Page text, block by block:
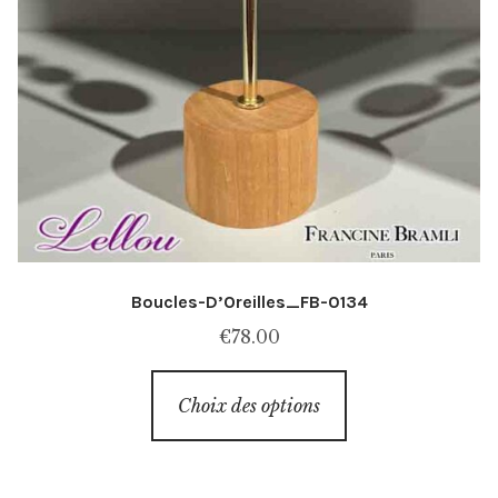
Boucles-D’Oreilles_FB-0134
€78.00
Choix des options
a